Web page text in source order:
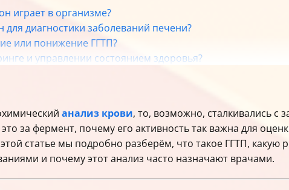
играет в организме?
диагностики заболеваний печени?
или понижение ГГТП?
и управлении состоянием здоровья?
анализу и интерпретировать результаты?
значения ГГТП
может быть в 4 раза выше, чем у взрослых?
всего за 10 дней? Вот так просто наш организм
анализ крови, то, возможно, сталкивались с
за фермент, почему его активность так важна для
статье мы подробно разберём, что такое ГГТП, какую
и почему этот анализ часто назначают врачами.